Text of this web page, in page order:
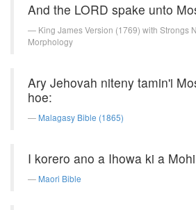
And the LORD spake unto
King James Version (1769) with Strongs
Morphology
Ary Jehovah niteny tamin'i
hoe:
Malagasy Bible (1865)
I korero ano a Ihowa ki a
Maori Bible